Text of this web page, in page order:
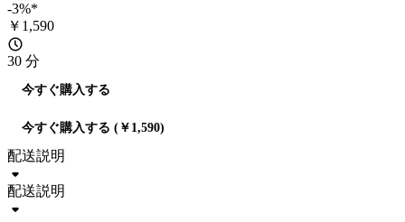
-3%*
￥1,590
30 分
今すぐ購入する
今すぐ購入する (￥1,590)
配送説明
配送説明